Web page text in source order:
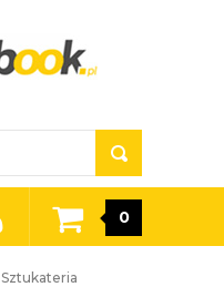
0
Sztukateria